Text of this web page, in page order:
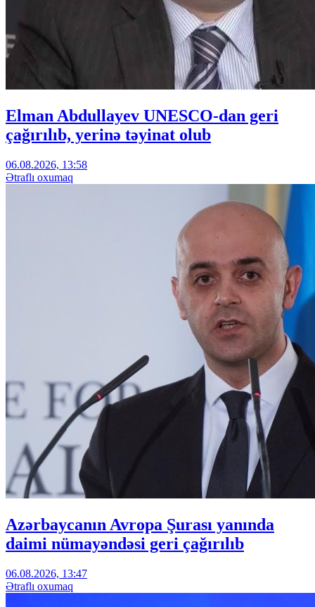
Elman Abdullayev UNESCO-dan geri
çağırılıb, yerinə təyinat olub
06.08.2026, 13:58
Ətraflı oxumaq
Azərbaycanın Avropa Şurası yanında
daimi nümayəndəsi geri çağırılıb
06.08.2026, 13:47
Ətraflı oxumaq